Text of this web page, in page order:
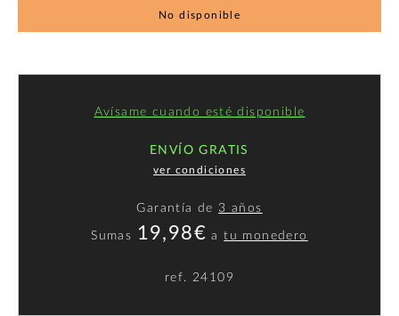
No disponible
Avísame cuando esté disponible
ENVÍO GRATIS
ver condiciones
Garantía de 3 años
Sumas 19,98€ atu monedero
ref. 24109